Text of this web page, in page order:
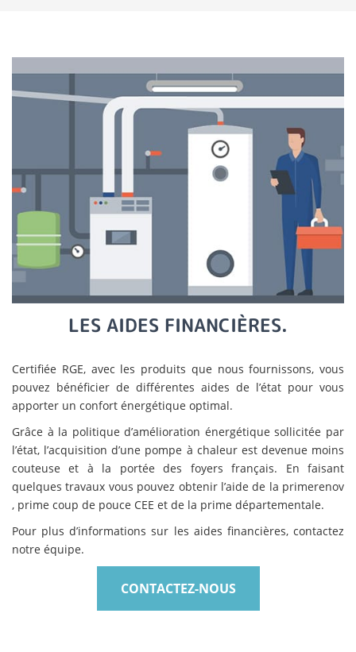
LES AIDES FINANCIÈRES.
Certifiée RGE, avec les produits que nous fournissons, vous
pouvez bénéficier de différentes aides de l’état pour vous
apporter un confort énergétique optimal.
Grâce à la politique d’amélioration énergétique sollicitée par
l’état, l’acquisition d’une pompe à chaleur est devenue moins
couteuse et à la portée des foyers français. En faisant
quelques travaux vous pouvez obtenir l’aide de la primerenov
, prime coup de pouce CEE et de la prime départementale.
Pour plus d’informations sur les aides financières, contactez
notre équipe.
CONTACTEZ-NOUS